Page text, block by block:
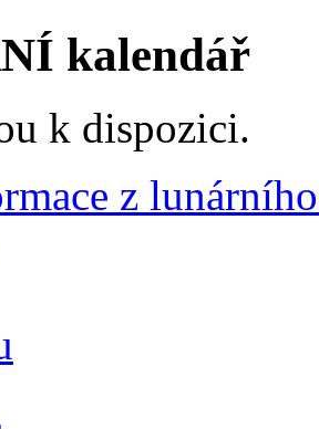
kalendář
k dispozici.
z